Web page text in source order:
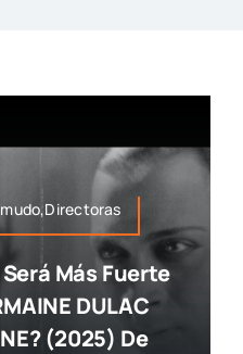
Contacto
Más Fuerte
DULAC
(2025) De